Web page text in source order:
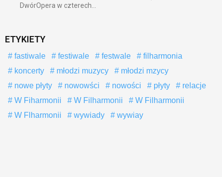
DwórOpera w czterech...
ETYKIETY
fastiwale festiwale festwale
filharmonia
koncerty
młodzi muzycy
młodzi mzycy
nowe płyty
nowowści nowości płyty
relacje
W Fiharmonii
W Filharmonii
W Filharmonii
W Flharmonii
wywiady wywiay